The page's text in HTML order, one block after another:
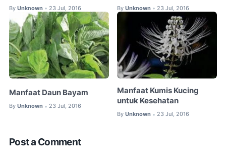
By Unknown • 23 Jul, 2016 By Unknown • 23 Jul, 2016
Manfaat Daun Bayam
By Unknown • 23 Jul, 2016
Manfaat Kumis Kucing
untuk Kesehatan
By Unknown • 23 Jul, 2016
Post a Comment